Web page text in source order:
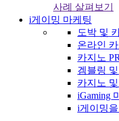
사례 살펴보기
i게이밍 마케팅
도박 및
온라인
카지노
겜블링
카지노
iGaming
i게이밍